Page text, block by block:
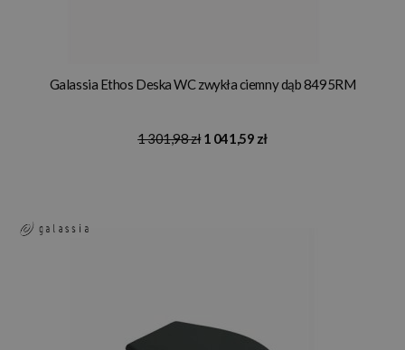
Galassia Ethos Deska WC zwykła ciemny dąb 8495RM
1 301,98 zł 1 041,59 zł